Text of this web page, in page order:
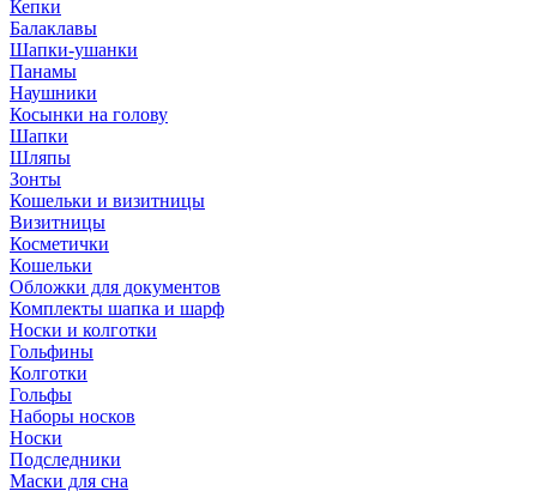
Кепки
Балаклавы
Шапки-ушанки
Панамы
Наушники
Косынки на голову
Шапки
Шляпы
Зонты
Кошельки и визитницы
Визитницы
Косметички
Кошельки
Обложки для документов
Комплекты шапка и шарф
Носки и колготки
Гольфины
Колготки
Гольфы
Наборы носков
Носки
Подследники
Маски для сна